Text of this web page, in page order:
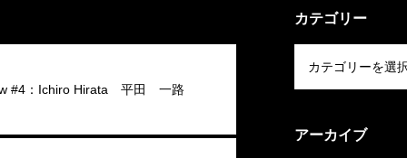
#4：Ichiro Hirata 平田 一路
カテゴリー
アーカイブ